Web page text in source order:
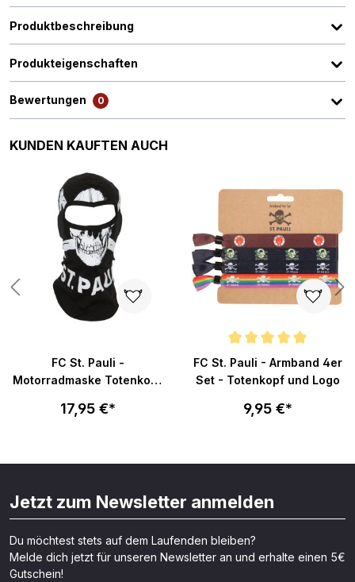
Produktbeschreibung
Produkteigenschaften
Bewertungen 0
Produktgalerie überspringen
KUNDEN KAUFTEN AUCH
FC St. Pauli -
Motorradmaske Totenkopf
17,95 €*
Durchschnittliche Bewertung
FC St. Pauli - Armband 4er
Set - Totenkopf und Logo
9,95 €*
Jetzt zum Newsletter anmelden
Du möchtest stets auf dem Laufenden bleiben?
Melde dich jetzt für unseren Newsletter an und erhalte einen 5€
Gutschein!